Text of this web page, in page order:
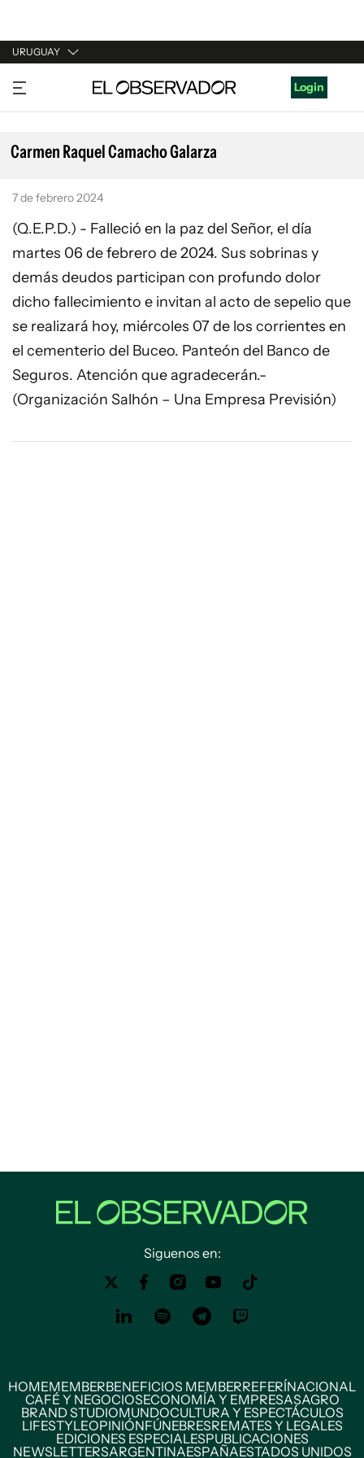
URUGUAY
URUGUAY
ARGENTINA
ESPAÑA
Login
Carmen Raquel Camacho Galarza
7 de febrero 2024
(Q.E.P.D.) - Falleció en la paz del Señor, el día
martes 06 de febrero de 2024. Sus sobrinas y
demás deudos participan con profundo dolor
dicho fallecimiento e invitan al acto de sepelio que
se realizará hoy, miércoles 07 de los corrientes en
el cementerio del Buceo. Panteón del Banco de
Seguros. Atención que agradecerán.-
(Organización Salhón – Una Empresa Previsión)
Siguenos en:
HOMEMEMBERBENEFICIOS MEMBERREFERÍNACIONAL
CAFÉ Y NEGOCIOSECONOMÍA Y EMPRESASAGRO
BRAND STUDIOMUNDOCULTURA Y ESPECTÁCULOS
LIFESTYLEOPINIÓNFÚNEBRESREMATES Y LEGALES
EDICIONES ESPECIALESPUBLICACIONES
NEWSLETTERSARGENTINAESPAÑAESTADOS UNIDOS